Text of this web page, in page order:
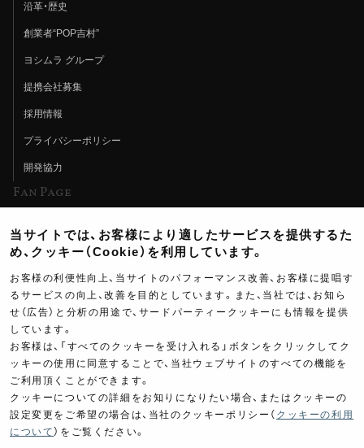
沿革・歴史
創業者“POP吉村”
ヨシムラ グループ
提携会社募集
採用情報
プライバシーポリシー
開発協力
Fan Page
ヨシムラTV
イベント情報
イベントスケジュール
ツーリングブレイクタイム
製品ポスター
当サイトでは、お客様により適したサービスを提供するた
め、クッキー（Cookie）を利用しています。
お客様の利便性向上、当サイトのパフォーマンス改善、お客様に提唱す
るサービスの向上、改善を目的としています。また、当社では、お知ら
せ（広告）と分析の用途で、サードパーティークッキーにも情報を提供
しています。
お客様は、「すべてのクッキーを受け入れる」ボタンをクリックしてク
ッキーの使用に同意することで、当社ウェブサイトのすべての機能を
ご利用頂くことができます。
クッキーについての詳細をお知りになりたい場合、またはクッキーの
設定変更をご希望の場合は、当社のクッキーポリシー（ クッキーの利用
について ）をご覧ください。